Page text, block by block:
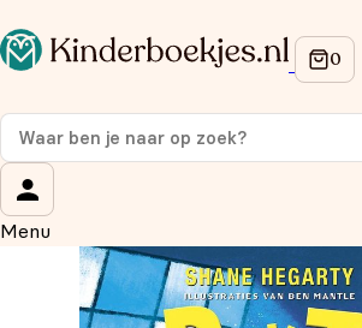
Menu
Op de hoogte blijven van onze acties?
Meld je aan voor onze nieuwsbrief
op je eerste aankoop!
Wat is je voornaam?
Wat is je e-mailadres?*